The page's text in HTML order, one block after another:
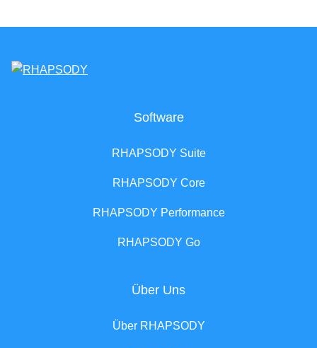
Software
RHAPSODY Suite
RHAPSODY Core
RHAPSODY Performance
RHAPSODY Go
Über Uns
Über RHAPSODY